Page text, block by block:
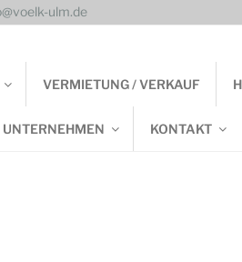
ulm.de
VERMIETUNG / VERKAUF
UNTERNEHMEN KONTAKT